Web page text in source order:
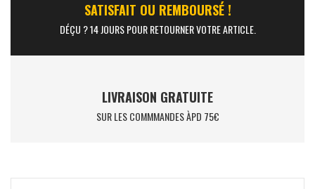
SATISFAIT OU REMBOURSÉ !
DÉÇU ? 14 JOURS POUR RETOURNER VOTRE ARTICLE.
LIVRAISON GRATUITE
SUR LES COMMMANDES ÀPD 75€